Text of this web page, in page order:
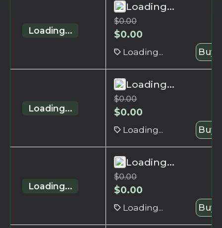
Loading...
Loading...
$0.00
$0.00
Loading... Buy
Loading...
Loading...
$0.00
$0.00
Loading... Buy
Loading...
Loading...
$0.00
$0.00
Loading... Buy